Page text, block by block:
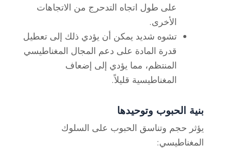
على طول اتجاه التدحرج من الاتجاهات
الأخرى.
تشوه شديد يمكن أن يؤدي ذلك إلى تعطيل
قدرة المادة على دعم المجال المغناطيسي
المنتظم، مما يؤدي إلى إضعاف
المغناطيسية قليلاً.
بنية الحبوب وتوحيدها
يؤثر حجم وتناسق الحبوب على السلوك
المغناطيسي: